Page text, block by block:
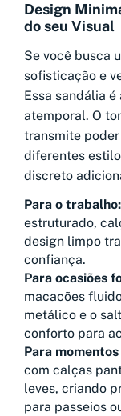
Design
do seu Visual
Se você busca
sofisticação e
Essa sandália
atemporal. O
transmite
diferentes
discreto
Para o trabalho:
estruturado,
design limpo
confiança.
Para ocasiões
macacões
metálico e o
conforto para
Para
com calças
leves, criando
para passeios